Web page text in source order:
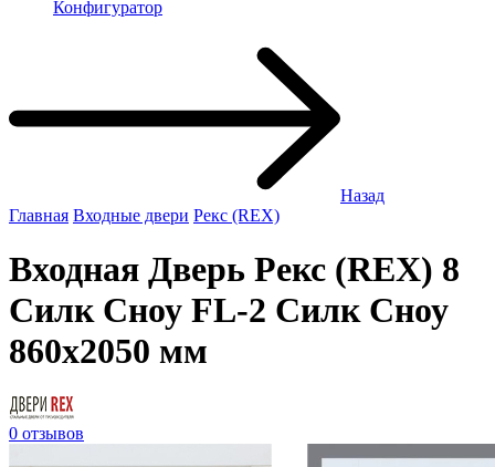
Конфигуратор
Назад
Главная Входные двери Рекс (REX)
Входная Дверь Рекс (REX) 8
Силк Сноу FL-2 Силк Сноу
860x2050 мм
0 отзывов